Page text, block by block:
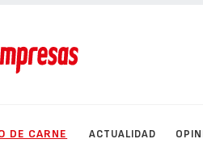
DE CARNE ACTUALIDAD